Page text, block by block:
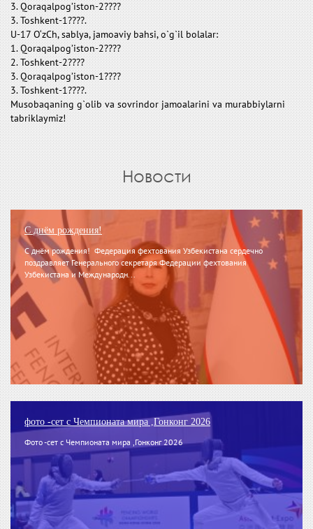
3. Qoraqalpog’iston-2????
3. Toshkent-1????.
U-17 O‘zCh, sablya, jamoaviy bahsi, o`g`il bolalar:
1. Qoraqalpog’iston-2????
2. Toshkent-2????
3. Qoraqalpog’iston-1????
3. Toshkent-1????.
Musobaqaning g`olib va sovrindor jamoalarini va murabbiylarni
tabriklaymiz!
Новости
С днём рождения!
С днём рождения! Федерация фехтования Узбекистана сердечно
поздравляет Генерального секретаря Федерации фехтования
Узбекистана и Международн...
фото -сет с Чемпионата мира ,Гонконг 2026
Фото -сет с Чемпионата мира ,Гонконг 2026